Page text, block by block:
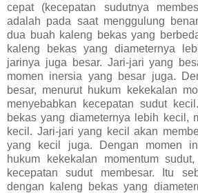
cepat (kecepatan sudutnya
adalah pada saat menggulung
dua buah kaleng bekas yang
kaleng bekas yang diameternya
jarinya juga besar. Jari-jari yang
momen inersia yang besar juga.
besar, menurut hukum kekekalan
menyebabkan kecepatan sudut
bekas yang diameternya lebih kecil,
kecil. Jari-jari yang kecil akan
yang kecil juga. Dengan momen
hukum kekekalan momentum
kecepatan sudut membesar. Itu
dengan kaleng bekas yang